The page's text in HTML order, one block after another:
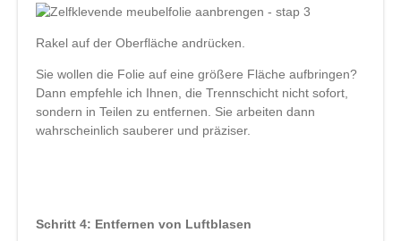
Rakel auf der Oberfläche andrücken.
Sie wollen die Folie auf eine größere Fläche aufbringen?
Dann empfehle ich Ihnen, die Trennschicht nicht sofort,
sondern in Teilen zu entfernen. Sie arbeiten dann
wahrscheinlich sauberer und präziser.
Schritt 4: Entfernen von Luftblasen